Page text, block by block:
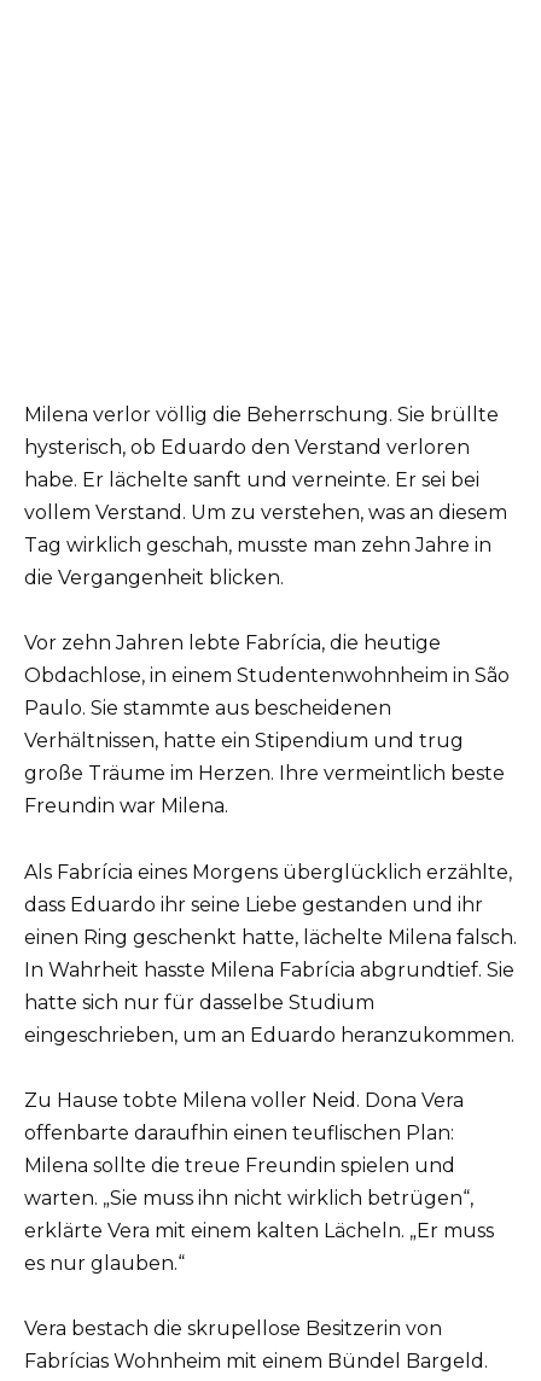
Milena verlor völlig die Beherrschung. Sie brüllte
hysterisch, ob Eduardo den Verstand verloren
habe. Er lächelte sanft und verneinte. Er sei bei
vollem Verstand. Um zu verstehen, was an diesem
Tag wirklich geschah, musste man zehn Jahre in
die Vergangenheit blicken.
Vor zehn Jahren lebte Fabrícia, die heutige
Obdachlose, in einem Studentenwohnheim in São
Paulo. Sie stammte aus bescheidenen
Verhältnissen, hatte ein Stipendium und trug
große Träume im Herzen. Ihre vermeintlich beste
Freundin war Milena.
Als Fabrícia eines Morgens überglücklich erzählte,
dass Eduardo ihr seine Liebe gestanden und ihr
einen Ring geschenkt hatte, lächelte Milena falsch.
In Wahrheit hasste Milena Fabrícia abgrundtief. Sie
hatte sich nur für dasselbe Studium
eingeschrieben, um an Eduardo heranzukommen.
Zu Hause tobte Milena voller Neid. Dona Vera
offenbarte daraufhin einen teuflischen Plan:
Milena sollte die treue Freundin spielen und
warten. „Sie muss ihn nicht wirklich betrügen“,
erklärte Vera mit einem kalten Lächeln. „Er muss
es nur glauben.“
Vera bestach die skrupellose Besitzerin von
Fabrícias Wohnheim mit einem Bündel Bargeld.